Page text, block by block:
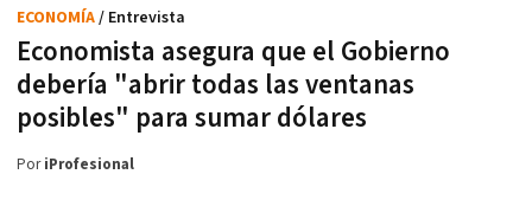
Economista asegura que el Gobierno
debería "abrir todas las ventanas
posibles" para sumar dólares
ECONOMÍA/ Entrevista
PoriProfesional